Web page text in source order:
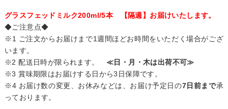
グラスフェッドミルク200ml/5本 【隔週】お届けいたします。
◆ご注意点◆
※1 ご注文からお届けまで1週間ほどお時間をいただく場合がござ
います。
※2 配送日時が限られます。≪日・月・木は出荷不可≫
※3 賞味期限はお届けする日から3日保障です。
※4 お届け数の変更、お休みなどは、お届け予定日の7日前まで承
っております。